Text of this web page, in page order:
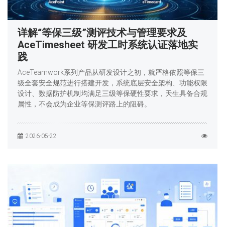
详解“等保三级”测评技术与管理要求及
AceTimesheet 研发工时系统认证落地实
践
AceTeamwork系列产品从研发设计之初，就严格依照等保三
级全套安全规范进行搭建开发，系统底层安全架构、功能权限
设计、数据防护机制均满足三级等保硬性要求，天生具备合规
属性，不会成为企业等保测评路上的阻碍。
2026-05-22